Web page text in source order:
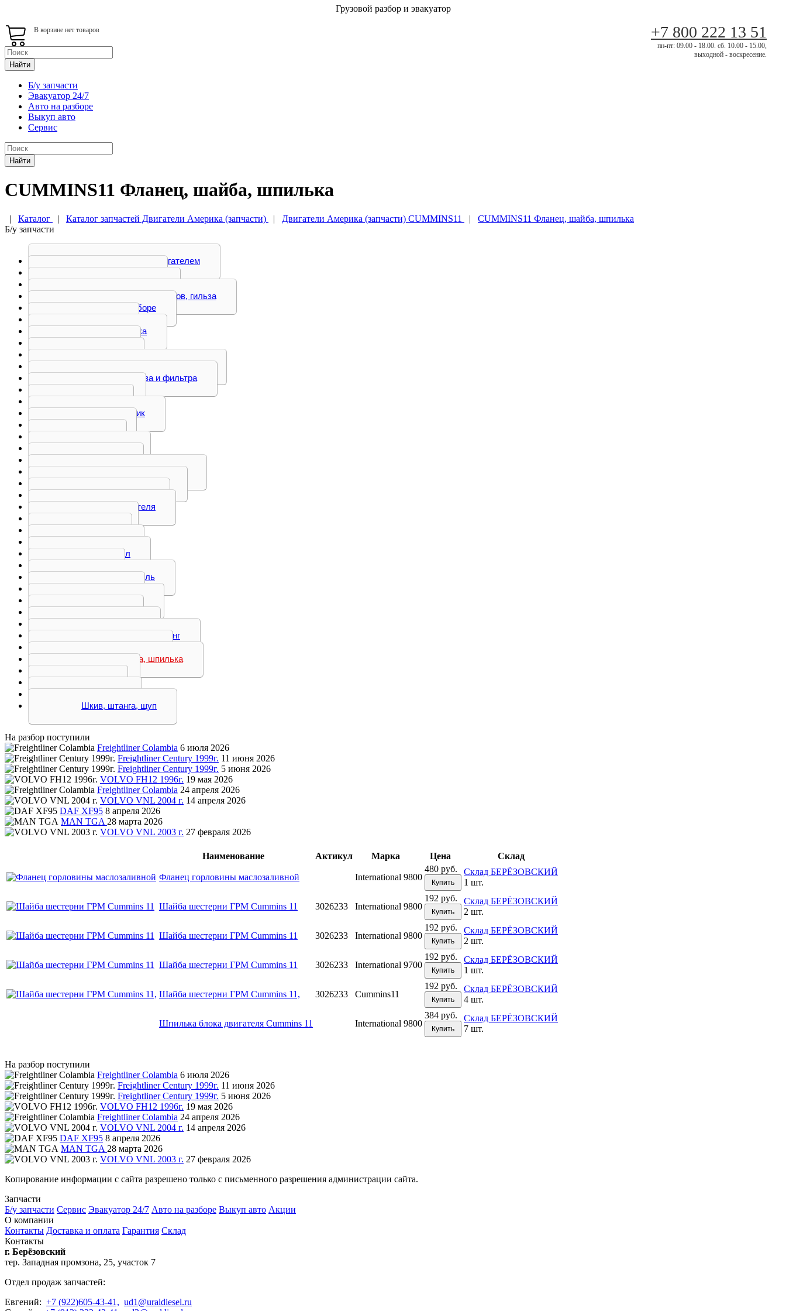
Грузовой разбор и эвакуатор
+7 800 222 13 51
пн-пт: 09.00 - 18.00. сб. 10.00 - 15.00,
выходной - воскресение.
В корзине нет товаров
Найти
Б/у запчасти
Эвакуатор 24/7
Авто на разборе
Выкуп авто
Сервис
Найти
CUMMINS11 Фланец, шайба, шпилька
| Каталог | Каталог запчастей Двигатели Америка (запчасти) | Двигатели Америка (запчасти) CUMMINS11 | CUMMINS11 Фланец, шайба, шпилька
Б/у запчасти
Блок управления двигателем
Головка блока цилиндров, гильза
Двигатель в сборе
Кожух маховика
Корпус подогрева и фильтра
Маслозаборник
Поддон двигателя
Распредвал
Ролик натяжитель
Теплообменник
Трубка, патрубок, шланг
Фланец, шайба, шпилька
Шкив, штанга, щуп
На разбор поступили
Freightliner Colambia 6 июля 2026
Freightliner Century 1999г. 11 июня 2026
Freightliner Century 1999г. 5 июня 2026
VOLVO FH12 1996г. 19 мая 2026
Freightliner Colambia 24 апреля 2026
VOLVO VNL 2004 г. 14 апреля 2026
DAF XF95 8 апреля 2026
MAN TGA 28 марта 2026
VOLVO VNL 2003 г. 27 февраля 2026
Наименование Актикул Марка Цена Склад
Фланец горловины маслозаливной International 9800
480 руб.
Купить
Склад БЕРЁЗОВСКИЙ
1 шт.
Шайба шестерни ГРМ Cummins 11 3026233 International 9800
192 руб.
Купить
Склад БЕРЁЗОВСКИЙ
2 шт.
Шайба шестерни ГРМ Cummins 11 3026233 International 9800
192 руб.
Купить
Склад БЕРЁЗОВСКИЙ
2 шт.
Шайба шестерни ГРМ Cummins 11 3026233 International 9700
192 руб.
Купить
Склад БЕРЁЗОВСКИЙ
1 шт.
Шайба шестерни ГРМ Cummins 11, 3026233 Cummins11
192 руб.
Купить
Склад БЕРЁЗОВСКИЙ
4 шт.
Шпилька блока двигателя Cummins 11 International 9800
384 руб.
Купить
Склад БЕРЁЗОВСКИЙ
7 шт.
На разбор поступили
Freightliner Colambia 6 июля 2026
Freightliner Century 1999г. 11 июня 2026
Freightliner Century 1999г. 5 июня 2026
VOLVO FH12 1996г. 19 мая 2026
Freightliner Colambia 24 апреля 2026
VOLVO VNL 2004 г. 14 апреля 2026
DAF XF95 8 апреля 2026
MAN TGA 28 марта 2026
VOLVO VNL 2003 г. 27 февраля 2026
Копирование информации с сайта разрешено только с письменного разрешения администрации сайта.
Запчасти
Б/у запчасти Сервис Эвакуатор 24/7 Авто на разборе Выкуп авто Акции
О компании
Контакты Доставка и оплата Гарантия Склад
Контакты
г. Берёзовский
тер. Западная промзона, 25, участок 7
Отдел продаж запчастей:
Евгений: +7 (922)605-43-41, ud1@uraldiesel.ru